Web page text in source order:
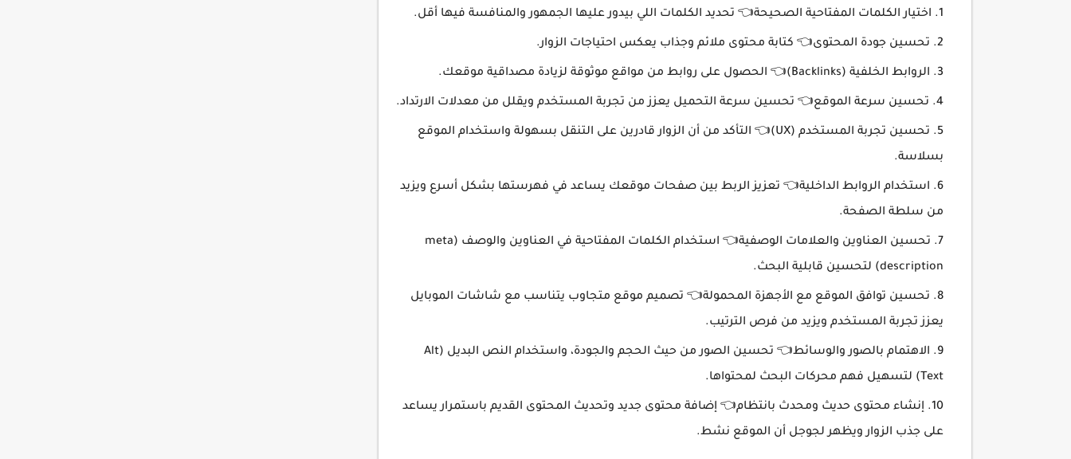
اختيار الكلمات المفتاحية الصحيحة👈 تحديد الكلمات اللي بيدور عليها الجمهور والمنافسة فيها أقل.
تحسين جودة المحتوى👈 كتابة محتوى ملائم وجذاب يعكس احتياجات الزوار.
الروابط الخلفية (Backlinks)👈 الحصول على روابط من مواقع موثوقة لزيادة مصداقية موقعك.
تحسين سرعة الموقع👈 تحسين سرعة التحميل يعزز من تجربة المستخدم ويقلل من معدلات الارتداد.
تحسين تجربة المستخدم (UX)👈 التأكد من أن الزوار قادرين على التنقل بسهولة واستخدام الموقع
بسلاسة.
استخدام الروابط الداخلية👈 تعزيز الربط بين صفحات موقعك يساعد في فهرستها بشكل أسرع ويزيد
من سلطة الصفحة.
تحسين العناوين والعلامات الوصفية👈 استخدام الكلمات المفتاحية في العناوين والوصف (meta
description) لتحسين قابلية البحث.
تحسين توافق الموقع مع الأجهزة المحمولة👈 تصميم موقع متجاوب يتناسب مع شاشات الموبايل
يعزز تجربة المستخدم ويزيد من فرص الترتيب.
الاهتمام بالصور والوسائط👈 تحسين الصور من حيث الحجم والجودة، واستخدام النص البديل (Alt
Text) لتسهيل فهم محركات البحث لمحتواها.
إنشاء محتوى حديث ومحدث بانتظام👈 إضافة محتوى جديد وتحديث المحتوى القديم باستمرار يساعد
على جذب الزوار ويظهر لجوجل أن الموقع نشط.